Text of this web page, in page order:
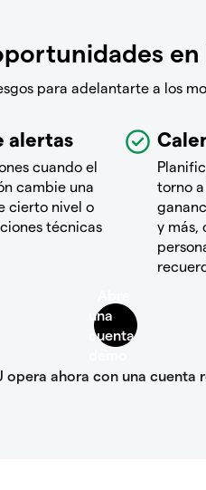
para adelantarte a los
alertas
cuando el
cambie una
cierto nivel o
técnicas
torno
y más,